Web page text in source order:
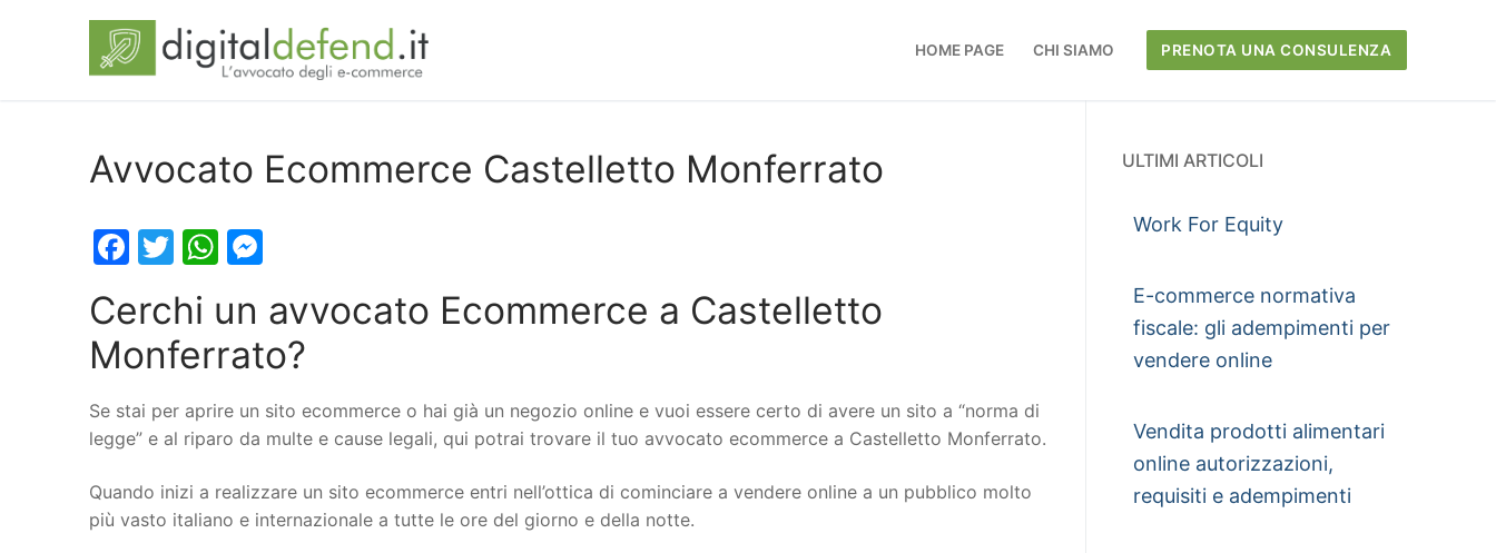
HOME PAGE CHI SIAMO PRENOTA UNA CONSULENZA
Avvocato Ecommerce Castelletto Monferrato
Facebook
TwitterWhatsApp
Cerchi un avvocato Ecommerce a Castelletto
Monferrato?
Se stai per aprire un sito ecommerce o hai già un negozio online e vuoi essere certo di avere un sito a “norma di
legge” e al riparo da multe e cause legali, qui potrai trovare il tuo avvocato ecommerce a Castelletto Monferrato.
Quando inizi a realizzare un sito ecommerce entri nell’ottica di cominciare a vendere online a un pubblico molto
più vasto italiano e internazionale a tutte le ore del giorno e della notte.
ULTIMI ARTICOLI
Work For Equity
E-commerce normativa
fiscale: gli adempimenti per
vendere online
Vendita prodotti alimentari
online autorizzazioni,
requisiti e adempimenti